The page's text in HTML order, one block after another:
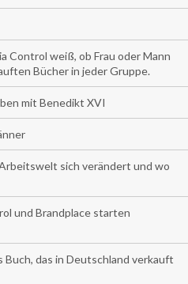
Control weiß, ob Frau oder Mann
Bücher in jeder Gruppe.
mit Benedikt XVI
sich verändert und wo
und Brandplace starten
das in Deutschland verkauft